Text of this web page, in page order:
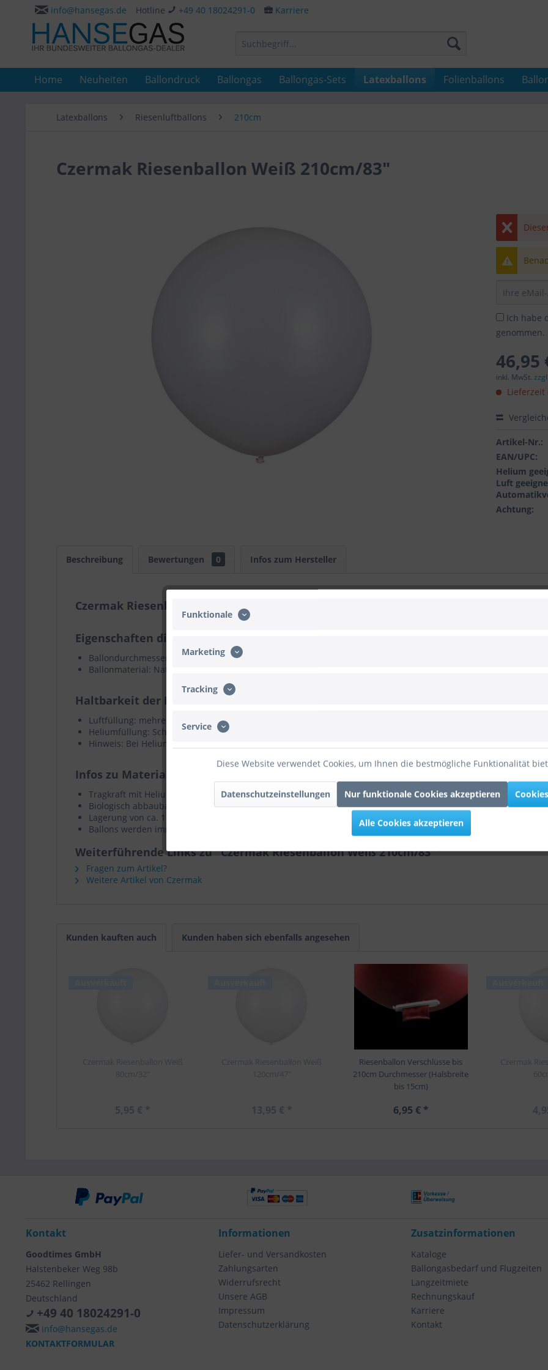
info@hansegas.de Hotline +49 40 18024291-0 Karriere
Home Neuheiten Ballondruck Ballongas Ballongas-Sets Latexballons Folienballons
Latexballons Riesenluftballons 210cm
Czermak Riesenballon Weiß 210cm/83"
Ich habe
genommen.
46,95
inkl. MwSt.
Lieferzeit
Artikel-Nr.:
EAN/UPC:
Helium
Luft
Achtung:
Beschreibung Bewertungen 0 Infos zum Hersteller
Czermak Riesenballon Weiß 210cm/83"
Eigenschaften dieses Ballonmodells
Ballondurchmesser: 210cm
Ballonmaterial: Naturlatex (beeindruckende Materialstärke, 100% giftfrei)
Haltbarkeit der Ballonfüllung
Luftfüllung: mehrere Wochen
Heliumfüllung: Schwebezeit ca. 168 Stunden
Hinweis: Bei Heliumfüllung Ballons möglichst kurzfristig befüllen, um längste Schwebezeit zu erhalten
Infos zu Material und Pflege
Tragkraft mit Heliumfüllung pro Ballon: ca. 4500 Gramm
Biologisch abbaubar (100% Naturlatex)
Lagerung von ca. 1 Jahr möglich (lichtgeschützt bei 10-20 Grad Celsius)
Ballons werden immer frisch verschickt
Weiterführende Links zu "Czermak Riesenballon Weiß 210cm/83""
Fragen zum Artikel?
Weitere Artikel von Czermak
Kunden kauften auch Kunden haben sich ebenfalls angesehen
Czermak Riesenballon Weiß
80cm/32"
5,95 € *
Czermak Riesenballon Weiß
120cm/47"
13,95 € *
Riesenballon Verschlüsse bis
210cm Durchmesser (Halsbreite
bis 15cm)
6,95 € *
Czermak
Kontakt
Goodtimes GmbH
Halstenbeker Weg 98b
25462 Rellingen
Deutschland
+49 40 18024291-0
info@hansegas.de
KONTAKTFORMULAR
Informationen
Liefer- und Versandkosten
Zahlungsarten
Widerrufsrecht
Unsere AGB
Impressum
Datenschutzerklärung
Zusatzinformationen
Kataloge
Ballongasbedarf und Flugzeiten
Langzeitmiete
Rechnungskauf
Karriere
Kontakt
Funktionale
Marketing
Tracking
Service
Diese Website verwendet Cookies, um Ihnen die bestmögliche Funktionalität
Datenschutzeinstellungen Nur funktionale Cookies akzeptieren
Alle Cookies akzeptieren